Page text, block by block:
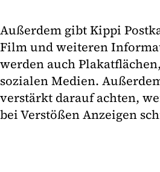
Außerdem gibt Kippi
Film und weiteren
werden auch
sozialen Medien.
verstärkt darauf achten,
bei Verstößen Anzeigen